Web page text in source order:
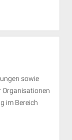
sowie
im Bereich